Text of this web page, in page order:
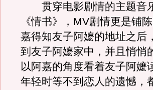
贯穿电影剧情的主题音
《情书》，MV剧情更是铺
嘉得知友子阿嬷的地址之后
到友子阿嬷家中，并且悄悄
以阿嘉的角度看着友子阿嬷
年轻时等不到恋人的遗憾，